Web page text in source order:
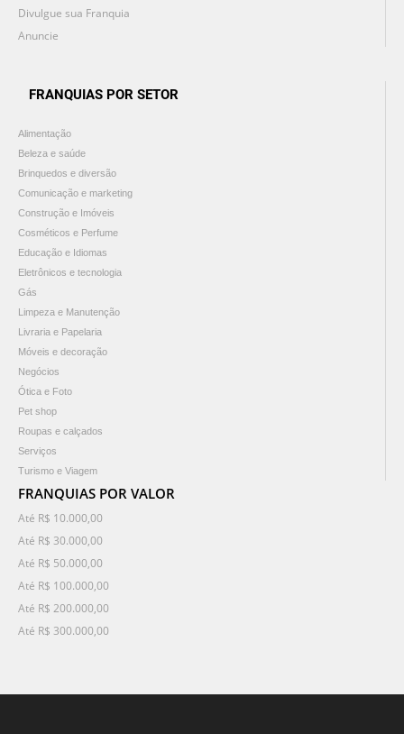
Divulgue sua Franquia
Anuncie
FRANQUIAS POR SETOR
Alimentação
Beleza e saúde
Brinquedos e diversão
Comunicação e marketing
Construção e Imóveis
Cosméticos e Perfume
Educação e Idiomas
Eletrônicos e tecnologia
Gás
Limpeza e Manutenção
Livraria e Papelaria
Móveis e decoração
Negócios
Ótica e Foto
Pet shop
Roupas e calçados
Serviços
Turismo e Viagem
FRANQUIAS POR VALOR
Até R$ 10.000,00
Até R$ 30.000,00
Até R$ 50.000,00
Até R$ 100.000,00
Até R$ 200.000,00
Até R$ 300.000,00